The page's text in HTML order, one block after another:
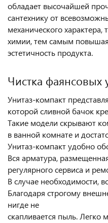
обладает высочайшей
сантехнику от
механического
химии, тем самым повышая
эстетичность продукта.
Чистка фаянсовых
Унитаз-компакт
которой сливной бачок
Такие модели скрывают
в ванной комнате и
Унитаз-компакт удобно
Вся арматура,
регулярного сервиса и
В случае необходимости,
Благодаря строгому
нигде не
скапливается пыль. Легко